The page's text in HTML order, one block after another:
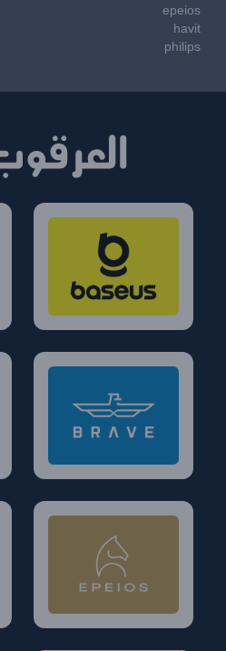
epeios
havit
philips